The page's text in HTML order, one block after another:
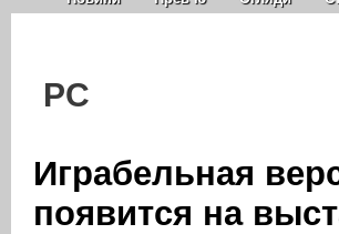
PC
Играбельная
появится на